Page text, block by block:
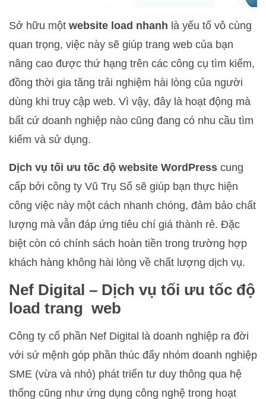
Sở hữu một website load nhanh là yếu tố vô cùng
quan trọng, việc này sẽ giúp trang web của bạn
nâng cao được thứ hạng trên các công cụ tìm kiếm,
đồng thời gia tăng trải nghiệm hài lòng của người
dùng khi truy cập web. Vì vậy, đây là hoạt động mà
bất cứ doanh nghiệp nào cũng đang có nhu cầu tìm
kiếm và sử dụng.
Dịch vụ tối ưu tốc độ website WordPress cung
cấp bởi công ty Vũ Trụ Số sẽ giúp bạn thực hiện
công việc này một cách nhanh chóng, đảm bảo chất
lượng mà vẫn đáp ứng tiêu chí giá thành rẻ. Đặc
biệt còn có chính sách hoàn tiền trong trường hợp
khách hàng không hài lòng về chất lượng dịch vụ.
Nef Digital – Dịch vụ tối ưu tốc độ
load trang web
Công ty cổ phần Nef Digital là doanh nghiệp ra đời
với sứ mệnh góp phần thúc đẩy nhóm doanh nghiệp
SME (vừa và nhỏ) phát triển tư duy thông qua hệ
thống cũng như ứng dụng công nghệ trong hoạt